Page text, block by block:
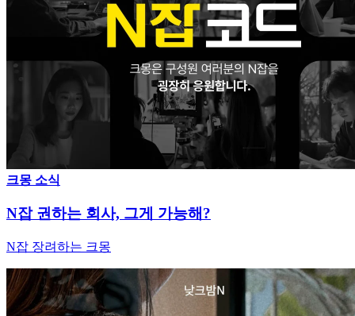
크몽 소식
N잡 권하는 회사, 그게 가능해?
N잡 장려하는 크몽